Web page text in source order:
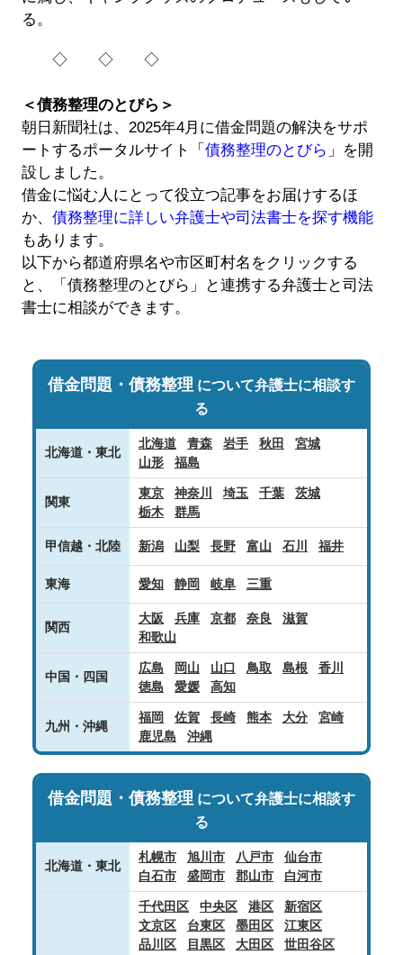
る。
◇ ◇ ◇
＜債務整理のとびら＞
朝日新聞社は、2025年4月に借金問題の解決をサポ
ートするポータルサイト「 債務整理のとびら 」を開
設しました。
借金に悩む人にとって役立つ記事をお届けするほ
か、 債務整理に詳しい弁護士や司法書士を探す機能
もあります。
以下から都道府県名や市区町村名をクリックする
と、「債務整理のとびら」と連携する弁護士と司法
書士に相談ができます。
借金問題・債務整理 について弁護士に相談す
る
北海道・東北
北海道 青森 岩手 秋田
宮城
山形
福島
関東
東京 神奈川 埼玉 千葉
茨城
栃木
群馬
甲信越・北陸 新潟 山梨 長野 富山 石川 福井
東海 愛知 静岡 岐阜 三重
関西
大阪 兵庫 京都 奈良
滋賀
和歌山
中国・四国
広島 岡山 山口 鳥取 島根
香川
徳島
愛媛 高知
九州・沖縄
福岡 佐賀 長崎 熊本 大分
宮崎
鹿児島
沖縄
借金問題・債務整理 について弁護士に相談す
る
北海道・東北
札幌市 旭川市 八戸市
仙台市
白石市
盛岡市 郡山市 白河市
千代田区 中央区 港区
新宿区
文京区
台東区 墨田区
江東区
品川区
目黒区 大田区
世田谷区